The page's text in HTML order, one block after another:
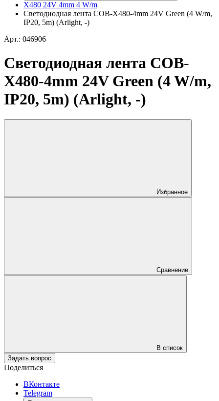
X480 24V 4mm 4 W/m
Светодиодная лента COB-X480-4mm 24V Green (4 W/m,
IP20, 5m) (Arlight, -)
Арт.: 046906
Светодиодная лента COB-
X480-4mm 24V Green (4 W/m,
IP20, 5m) (Arlight, -)
Избранное
Сравнение
В список
Задать вопрос
Поделиться
ВКонтакте
Telegram